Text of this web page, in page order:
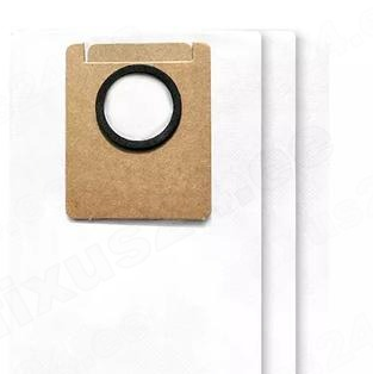
Leiunurk autotarvikud
Leiunurk jalgratta-ja spordikaubad
Leiunurk autokeemia ja õlid
Leiunurk matk ja vabaaeg
Leiunurk aia ja kodukaubad